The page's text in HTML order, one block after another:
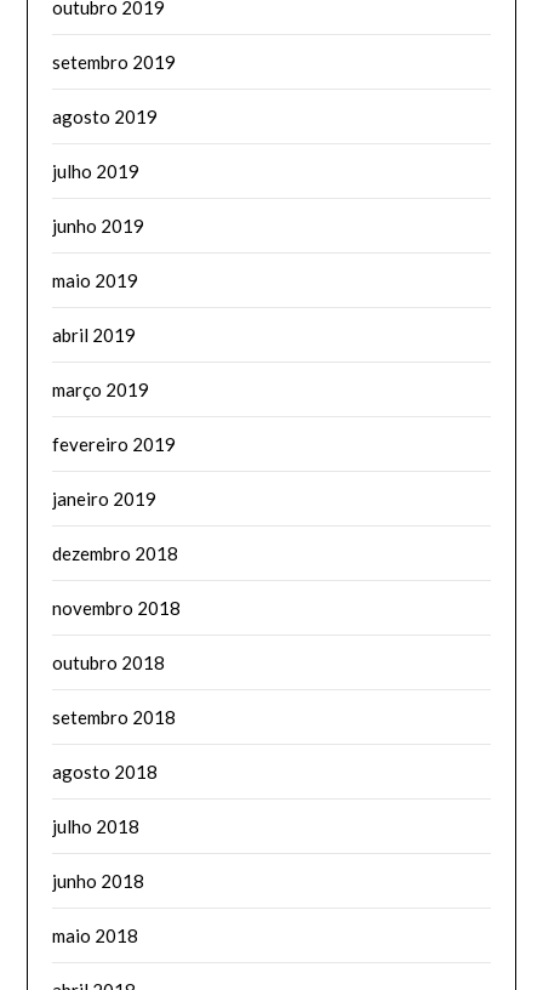
outubro 2019
setembro 2019
agosto 2019
julho 2019
junho 2019
maio 2019
abril 2019
março 2019
fevereiro 2019
janeiro 2019
dezembro 2018
novembro 2018
outubro 2018
setembro 2018
agosto 2018
julho 2018
junho 2018
maio 2018